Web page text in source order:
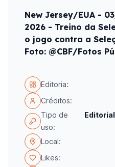
New Jersey/EUA -
2026 - Treino da
o jogo contra a
Foto: @CBF/Fotos
Editoria:
Créditos:
Tipo de
uso:
Local:
Likes: